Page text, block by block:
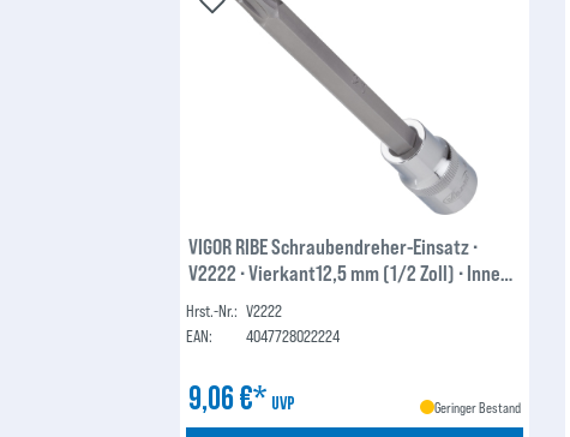
VIGOR RIBE Schraubendreher-Einsatz ∙
V2222 ∙ Vierkant12,5 mm (1/2 Zoll) ∙ Innen
Keilprofil Ribe-CV ∙ M10
Hrst.-Nr.: V2222
EAN:
4047728022224
9,06 €* UVP Geringer Bestand